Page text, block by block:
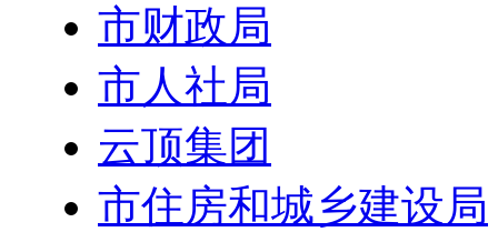
市财政局
市人社局
云顶集团
市住房和城乡建设局